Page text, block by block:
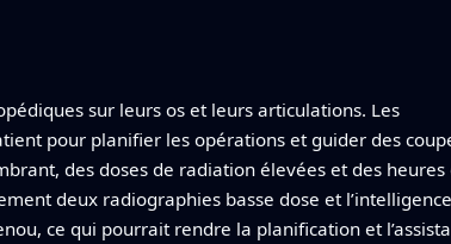
sur leurs os et leurs articulations. Les
pour planifier les opérations et guider des
des doses de radiation élevées et des heures
deux radiographies basse dose et l’intelligence
ce qui pourrait rendre la planification et